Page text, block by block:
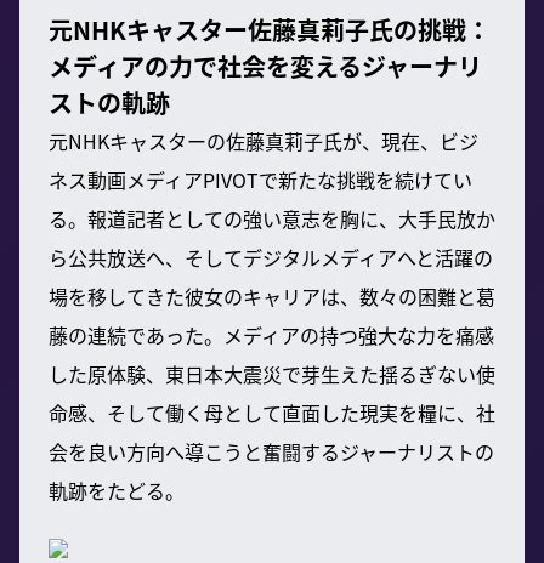
元NHKキャスター佐藤真莉子氏の挑戦：
メディアの力で社会を変えるジャーナリ
ストの軌跡
元NHKキャスターの佐藤真莉子氏が、現在、ビジ
ネス動画メディアPIVOTで新たな挑戦を続けてい
る。報道記者としての強い意志を胸に、大手民放か
ら公共放送へ、そしてデジタルメディアへと活躍の
場を移してきた彼女のキャリアは、数々の困難と葛
藤の連続であった。メディアの持つ強大な力を痛感
した原体験、東日本大震災で芽生えた揺るぎない使
命感、そして働く母として直面した現実を糧に、社
会を良い方向へ導こうと奮闘するジャーナリストの
軌跡をたどる。